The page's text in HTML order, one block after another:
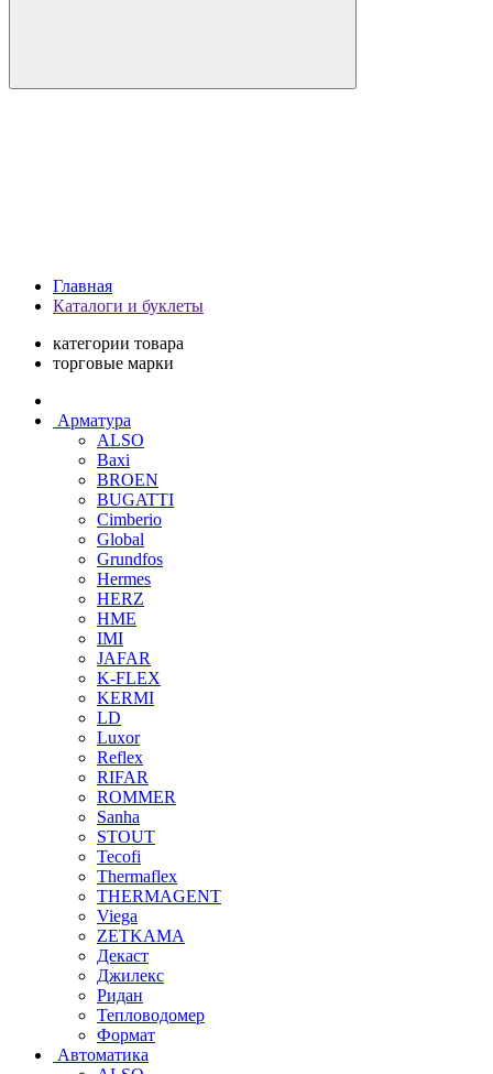
Главная
Каталоги и буклеты
категории товара
торговые марки
Арматура
ALSO
Baxi
BROEN
BUGATTI
Cimberio
Global
Grundfos
Hermes
HERZ
HME
IMI
JAFAR
K-FLEX
KERMI
LD
Luxor
Reflex
RIFAR
ROMMER
Sanha
STOUT
Tecofi
Thermaflex
THERMAGENT
Viega
ZETKAMA
Декаст
Джилекс
Ридан
Тепловодомер
Формат
Автоматика